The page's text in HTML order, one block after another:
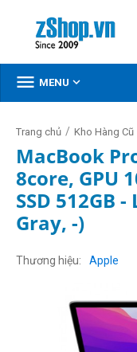
 MENU 
Trang chủ / Kho Hàng Cũ
MacBook
8core, GPU
SSD 512GB
Gray, -)
Thương hiệu Apple